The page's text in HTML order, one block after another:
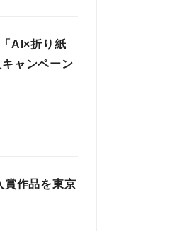
AI×折り紙
ャンペーン
作品を東京